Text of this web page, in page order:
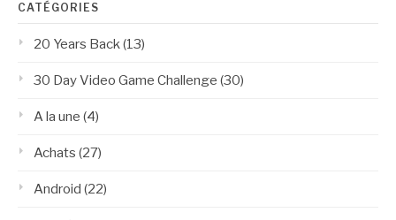
CATÉGORIES
20 Years Back(13)
30 Day Video Game Challenge (30)
A la une (4)
Achats (27)
Android (22)